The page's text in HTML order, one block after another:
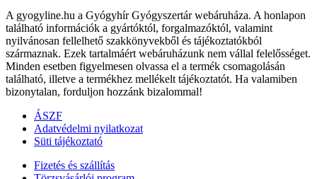
A gyogyline.hu a Gyógyhír Gyógyszertár webáruháza. A honlapon
található információk a gyártóktól, forgalmazóktól, valamint
nyilvánosan fellelhető szakkönyvekből és tájékoztatókból
származnak. Ezek tartalmáért webáruházunk nem vállal felelősséget.
Minden esetben figyelmesen olvassa el a termék csomagolásán
található, illetve a termékhez mellékelt tájékoztatót. Ha valamiben
bizonytalan, forduljon hozzánk bizalommal!
ÁSZF
Adatvédelmi nyilatkozat
Süti tájékoztató
Fizetés és szállítás